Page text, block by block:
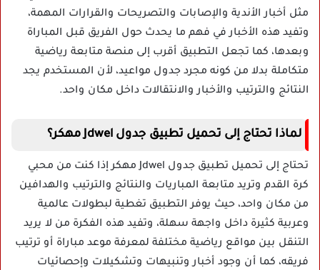
مثل أخبار الأندية والإصابات والتصريحات والقرارات المهمة،
وتفيد هذه الأخبار في فهم ما يحدث حول الفريق قبل المباراة
وبعدها، كما تجعل التطبيق أقرب إلى منصة متابعة رياضية
متكاملة بدلا من كونه مجرد جدول مواعيد، لأن المستخدم يجد
النتائج والترتيب والأخبار والانتقالات داخل مكان واحد.
لماذا تحتاج إلى تحميل تطبيق جدول Jdwel مهكر؟
تحتاج إلى تحميل تطبيق جدول Jdwel مهكر إذا كنت من محبي
كرة القدم وتريد متابعة المباريات والنتائج والترتيب والهدافين
من مكان واحد، حيث يوفر التطبيق تغطية لبطولات عالمية
وعربية كثيرة داخل واجهة سهلة، وتفيد هذه الفكرة من لا يريد
التنقل بين مواقع رياضية مختلفة لمعرفة موعد مباراة أو ترتيب
فريقه، كما أن وجود أخبار وتنبيهات وتشكيلات وإحصائيات